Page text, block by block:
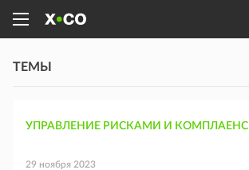
ТЕМЫ
УПРАВЛЕНИЕ РИСКАМИ И КОМПЛАЕНС
29 ноября 2023